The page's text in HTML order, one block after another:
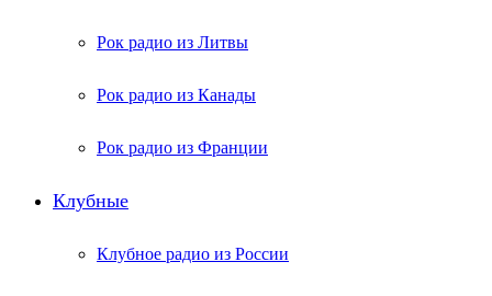
Рок радио из Литвы
Рок радио из Канады
Рок радио из Франции
Клубные
Клубное радио из России